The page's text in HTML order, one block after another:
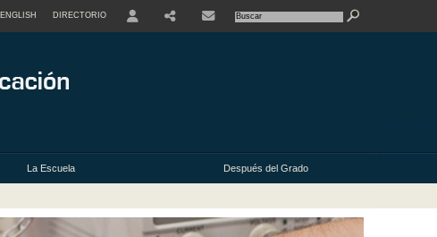
ENGLISH DIRECTORIO
La Escuela Después del Grado